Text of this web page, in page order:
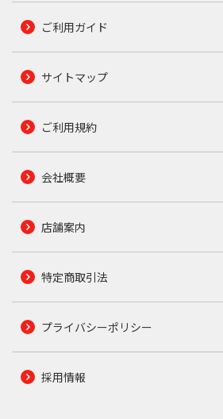
ご利用ガイド
サイトマップ
ご利用規約
会社概要
店舗案内
特定商取引法
プライバシーポリシー
採用情報